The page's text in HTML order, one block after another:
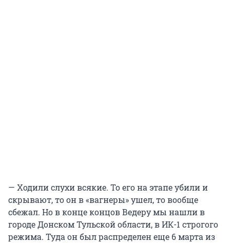
— Ходили слухи всякие. То его на этапе убили и
скрывают, то он в «вагнеры» ушел, то вообще
сбежал. Но в конце концов Ведеру мы нашли в
городе Донском Тульской области, в ИК-1 строгого
режима. Туда он был распределен еще 6 марта из